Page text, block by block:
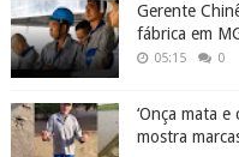
Gerente
fábrica em
05:15 0
‘Onça mata
mostra